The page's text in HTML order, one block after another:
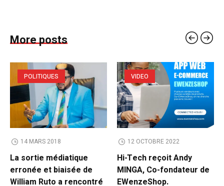
More posts
POLITIQUES
14 MARS 2018
La sortie médiatique
erronée et biaisée de
William Ruto a rencontré
VIDEO
12 OCTOBRE 2022
Hi-Tech reçoit Andy
MINGA, Co-fondateur de
EWenzeShop.